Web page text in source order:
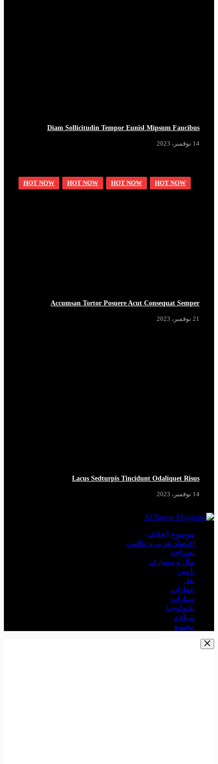
Diam Sollicitudin Tempor Eunisl Mipsum Faucibus
14 نوفمبر، 2023
HOT NOW
HOT NOW
HOT NOW
HOT NOW
Accumsan Tortor Posuere Acut Consequat Semper
21 نوفمبر، 2023
Lacus Sedturpis Tincidunt Odaliquet Risus
14 نوفمبر، 2023
موضوع الغلاف
اقتصاد عربي و عالمي
بصراحة
مال و مصارف
تأمين
نقل
عقارات
سيارات
تكنولوجيا
سياحة
مجتمع